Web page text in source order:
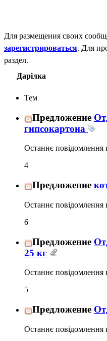
Для размещения своих
зарегистрироваться. Для
раздел.
Дарілка
Тем
Предложение
гипсокартона
Останнє повідомлення
4
Предложение
Останнє повідомлення
6
Предложение
25 кг
Останнє повідомлення
5
Предложение
Останнє повідомлення